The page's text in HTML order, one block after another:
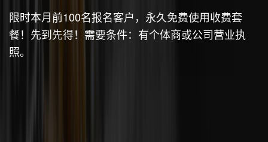
限时本月前100名报名客户，永久免费使用收费套
餐！先到先得！需要条件：有个体商或公司营业执
照。